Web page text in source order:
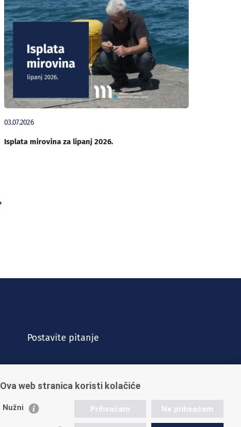
03.07.2026
Isplata mirovina za lipanj 2026.
Postavite pitanje
Ova web stranica koristi kolačiće
Nužni Prihvaćam Ne prihvaćam